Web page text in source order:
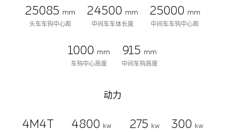
25085 mm
头车车钩中心距
24500 mm
中间车车体长度
25000 mm
中间车车钩中心距
1000 mm
车钩中心高度
915 mm
中间车钩高度
动力
4M4T 4800 kw
275 kw
300 kw